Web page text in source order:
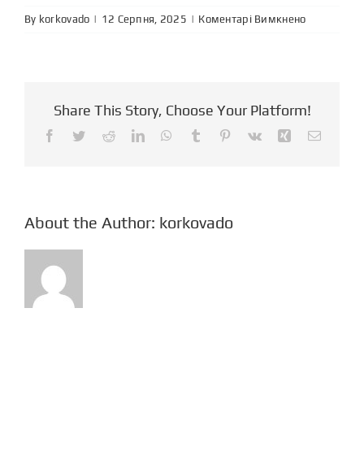
By korkovado | | Коментарі Вимкненодо
Share This Story, Choose Your Platform!
Facebook
TwitterRedditLinkedInWhatsApp
Tumblr Pinterest
Vk XingEmail
About the Author: korkovado